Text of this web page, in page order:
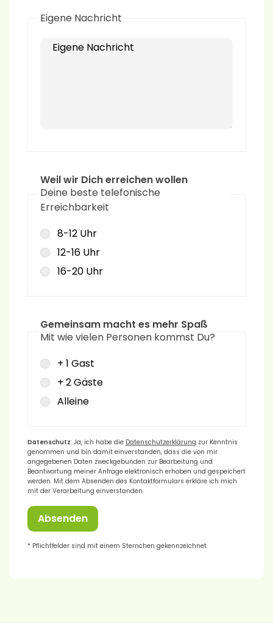
Eigene Nachricht
Eigene Nachricht
Weil wir Dich erreichen wollen
Deine beste telefonische
Erreichbarkeit
8-12 Uhr
12-16 Uhr
16-20 Uhr
Gemeinsam macht es mehr Spaß
Mit wie vielen Personen kommst Du?
+ 1 Gast
+ 2 Gäste
Alleine
Datenschutz: Ja, ich habe die Datenschutzerklärung zur Kenntnis
genommen und bin damit einverstanden, dass die von mir
angegebenen Daten zweckgebunden zur Bearbeitung und
Beantwortung meiner Anfrage elektronisch erhoben und gespeichert
werden. Mit dem Absenden des Kontaktformulars erkläre ich mich
mit der Verarbeitung einverstanden.
Absenden
* Pflichtfelder sind mit einem Sternchen gekennzeichnet.